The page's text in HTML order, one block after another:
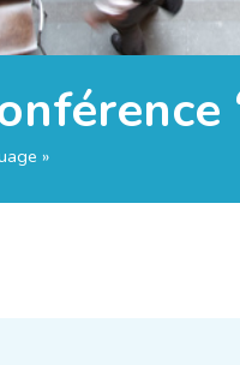
»